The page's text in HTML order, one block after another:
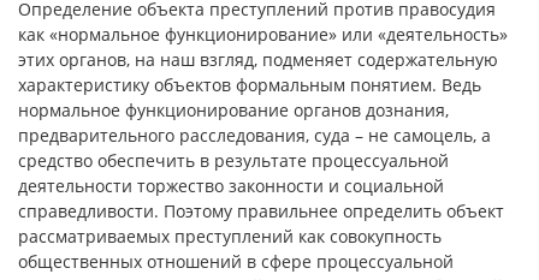
Определение объекта преступлений против правосудия
как «нормальное функционирование» или «деятельность»
этих органов, на наш взгляд, подменяет содержательную
характеристику объектов формальным понятием. Ведь
нормальное функционирование органов дознания,
предварительного расследования, суда – не самоцель, а
средство обеспечить в результате процессуальной
деятельности торжество законности и социальной
справедливости. Поэтому правильнее определить объект
рассматриваемых преступлений как совокупность
общественных отношений в сфере процессуальной